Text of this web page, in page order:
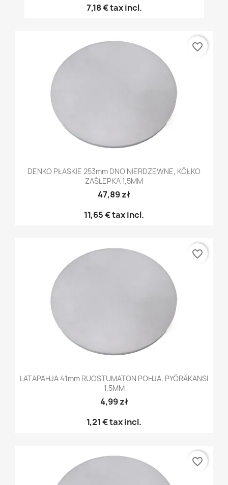
7,18 €tax incl.
DENKO PŁASKIE 253mm DNO NIERDZEWNE, KÓŁKO
ZAŚLEPKA 1,5MM
47,89 zł
11,65 €tax incl.
favorite_border
LATAPAHJA 41mm RUOSTUMATON POHJA, PYÖRÄKANSI
1,5MM
4,99 zł
1,21 €tax incl.
favorite_border
favorite_border